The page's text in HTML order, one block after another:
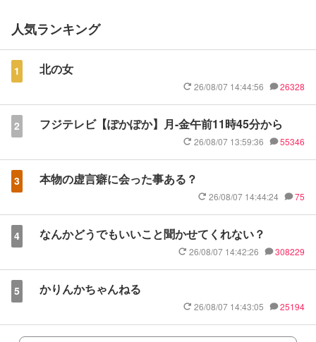
人気ランキング
1 北の女
26/08/07 14:44:56 26328
2 フジテレビ【ぽかぽか】月-金午前11時45分から
26/08/07 13:59:36 55346
3 本物の虚言癖に会った事ある？
26/08/07 14:44:24 75
4 なんかどうでもいいこと聞かせてくれない？
26/08/07 14:42:26 308229
5 かりんかちゃんねる
26/08/07 14:43:05 25194